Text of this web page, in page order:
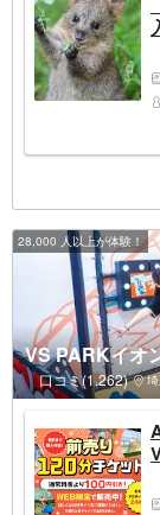
28,000 人以上が体験！
VS PARKイオ
口コミ(1,262)